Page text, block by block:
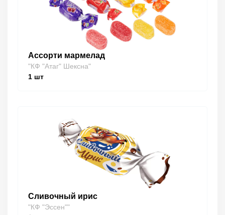
Ассорти мармелад
"КФ "Атаг" Шексна"
1 шт
Сливочный ирис
"КФ "Эссен""